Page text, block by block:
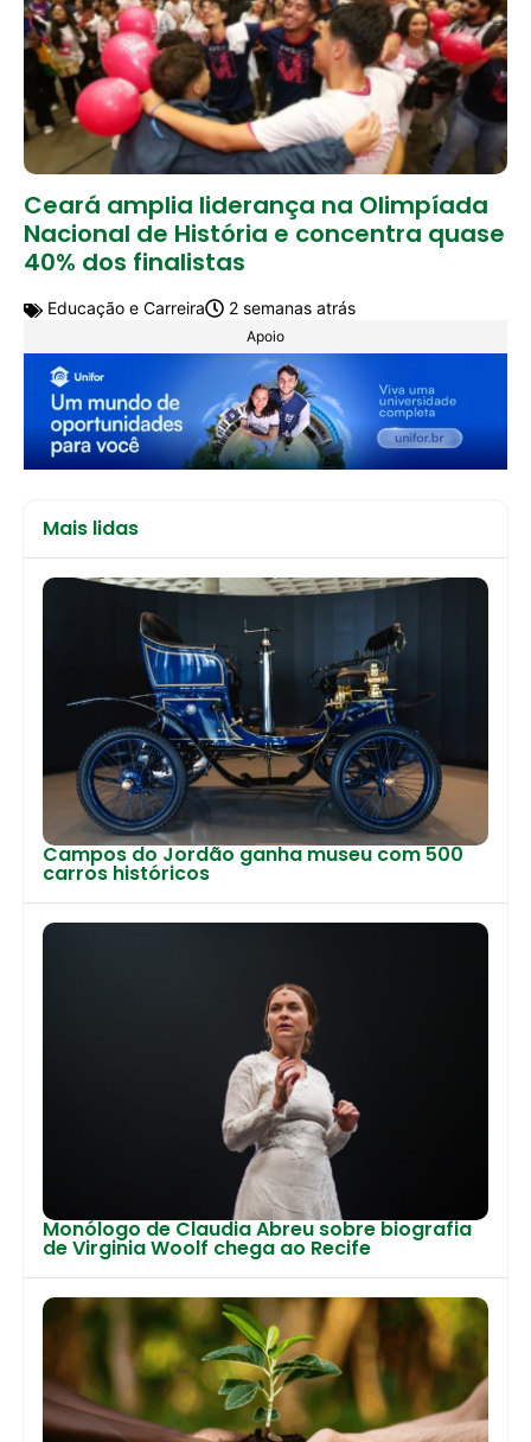
Ceará amplia liderança na Olimpíada
Nacional de História e concentra quase
40% dos finalistas
Educação e Carreira 2 semanas atrás
Apoio
Mais lidas
Campos do Jordão ganha museu com 500
carros históricos
Monólogo de Claudia Abreu sobre biografia
de Virginia Woolf chega ao Recife